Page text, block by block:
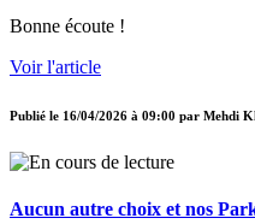
Bonne écoute !
Voir l'article
Publié le 16/04/2026 à 09:00 par Mehdi
Aucun autre choix et nos